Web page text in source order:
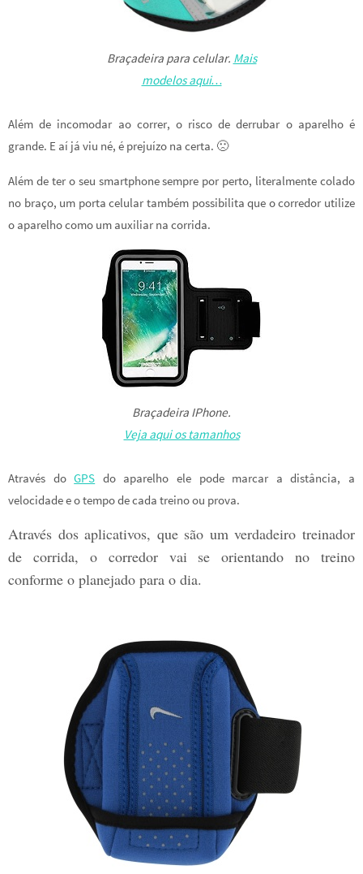
Braçadeira para celular. Mais
modelos aqui…
Além de incomodar ao correr, o risco de derrubar o aparelho é
grande. E aí já viu né, é prejuízo na certa. 🙁
Além de ter o seu smartphone sempre por perto, literalmente colado
no braço, um porta celular também possibilita que o corredor utilize
o aparelho como um auxiliar na corrida.
Braçadeira IPhone.
Veja aqui os tamanhos
Através doGPS do aparelho ele pode marcar a distância, a
velocidade e o tempo de cada treino ou prova.
Através dos aplicativos, que são um verdadeiro treinador
de corrida, o corredor vai se orientando no treino
conforme o planejado para o dia.